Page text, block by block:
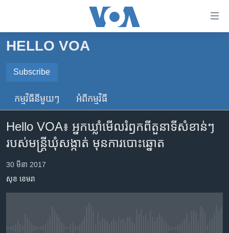
គេហទំព័រ​
រំលង​
ព័ត៌មាន​​
តែ​
រំលង​
និង​
ចូល​
កម្ពុជា
អន្តរជាតិ
ចិន
ហេឡូវីអូអេ
កម្ពុជាច្នៃប្រតិដ្ឋ
ព្រឹត្តិការណ៍ព័ត៌មាន
ទូរទស្សន៍ / វីដេអូ​
HELLO VOA
Subscribe
SUBSCRIBE
ទទួល​​​សេវា​​​ Podcast
កម្មវិធី​នីមួយៗ អំពី​កម្មវិធី​
Hello VOA៖ អ្នក​ឃ្លាំមើល​រំឭក​ពី​តួនាទី​សំខាន់ៗ​
របស់​មន្ត្រី​ឃុំសង្កាត់​ មុន​ការ​បោះឆ្នោត
30 មីនា 2017
សុខ ខេមរា